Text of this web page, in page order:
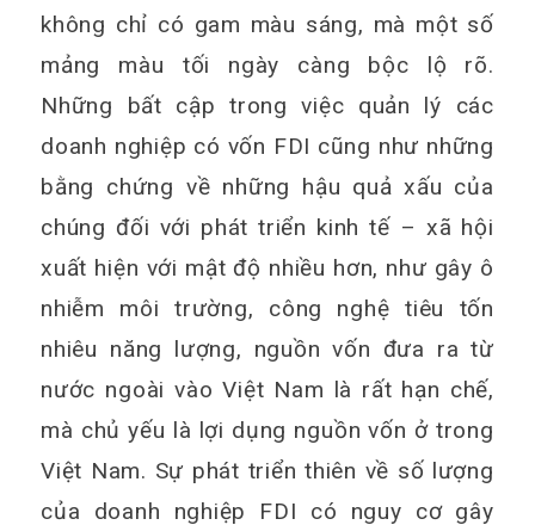
không chỉ có gam màu sáng, mà một số
mảng màu tối ngày càng bộc lộ rõ.
Những bất cập trong việc quản lý các
doanh nghiệp có vốn FDI cũng như những
bằng chứng về những hậu quả xấu của
chúng đối với phát triển kinh tế – xã hội
xuất hiện với mật độ nhiều hơn, như gây ô
nhiễm môi trường, công nghệ tiêu tốn
nhiêu năng lượng, nguồn vốn đưa ra từ
nước ngoài vào Việt Nam là rất hạn chế,
mà chủ yếu là lợi dụng nguồn vốn ở trong
Việt Nam. Sự phát triển thiên về số lượng
của doanh nghiệp FDI có nguy cơ gây